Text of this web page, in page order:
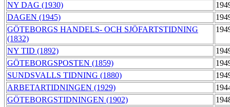
NY DAG (1930)
DAGEN (1945)
GÖTEBORGS HANDELS- OCH SJÖFARTSTIDNING
(1832)
NY TID (1892)
GÖTEBORGSPOSTEN (1859)
SUNDSVALLS TIDNING (1880)
ARBETARTIDNINGEN (1929)
GÖTEBORGSTIDNINGEN (1902)